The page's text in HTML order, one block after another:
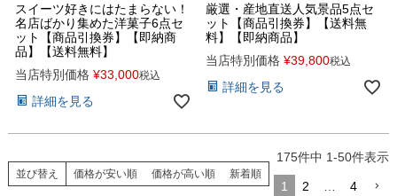
スイーツ好きにはたまらない！
名店ばかり集めた洋菓子6点セ
ット【商品引換券】【即納商
品】【送料無料】
当店特別価格 ¥33,000税込
詳細を見る
厳選・産地直送人気景品5点セ
ット【商品引換券】【送料無
料】【即納商品】
当店特別価格 ¥39,800税込
詳細を見る
並び替え 価格が安い順 価格が高い順 新着順
175件中 1-50件表示
1 2 4